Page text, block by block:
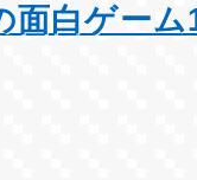
面白ゲー